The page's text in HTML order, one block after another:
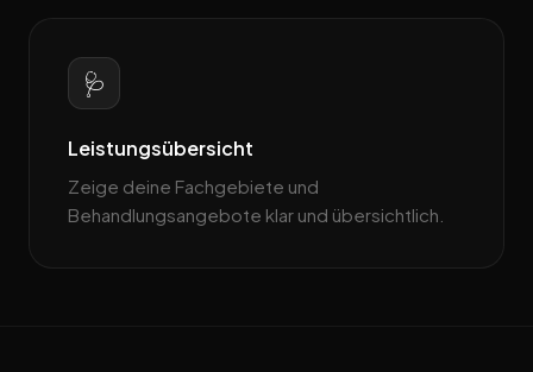
🩺
Leistungsübersicht
Zeige deine Fachgebiete und
Behandlungsangebote klar und übersichtlich.